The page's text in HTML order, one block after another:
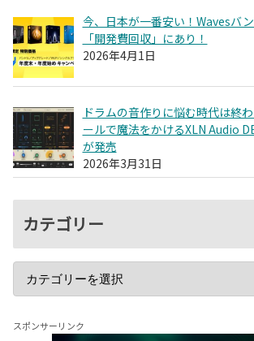
今、日本が一番安い！Wavesバ
「開発費回収」にあり！
2026年4月1日
ドラムの音作りに悩む時代は終
ールで魔法をかけるXLN Audio
が発売
2026年3月31日
カテゴリー
スポンサーリンク